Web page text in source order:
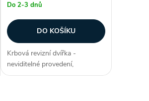
Do 2-3 dnů
DO KOŠÍKU
Krbová revizní dvířka -
neviditelné provedení,
obdélníkový tvar (na výšku),